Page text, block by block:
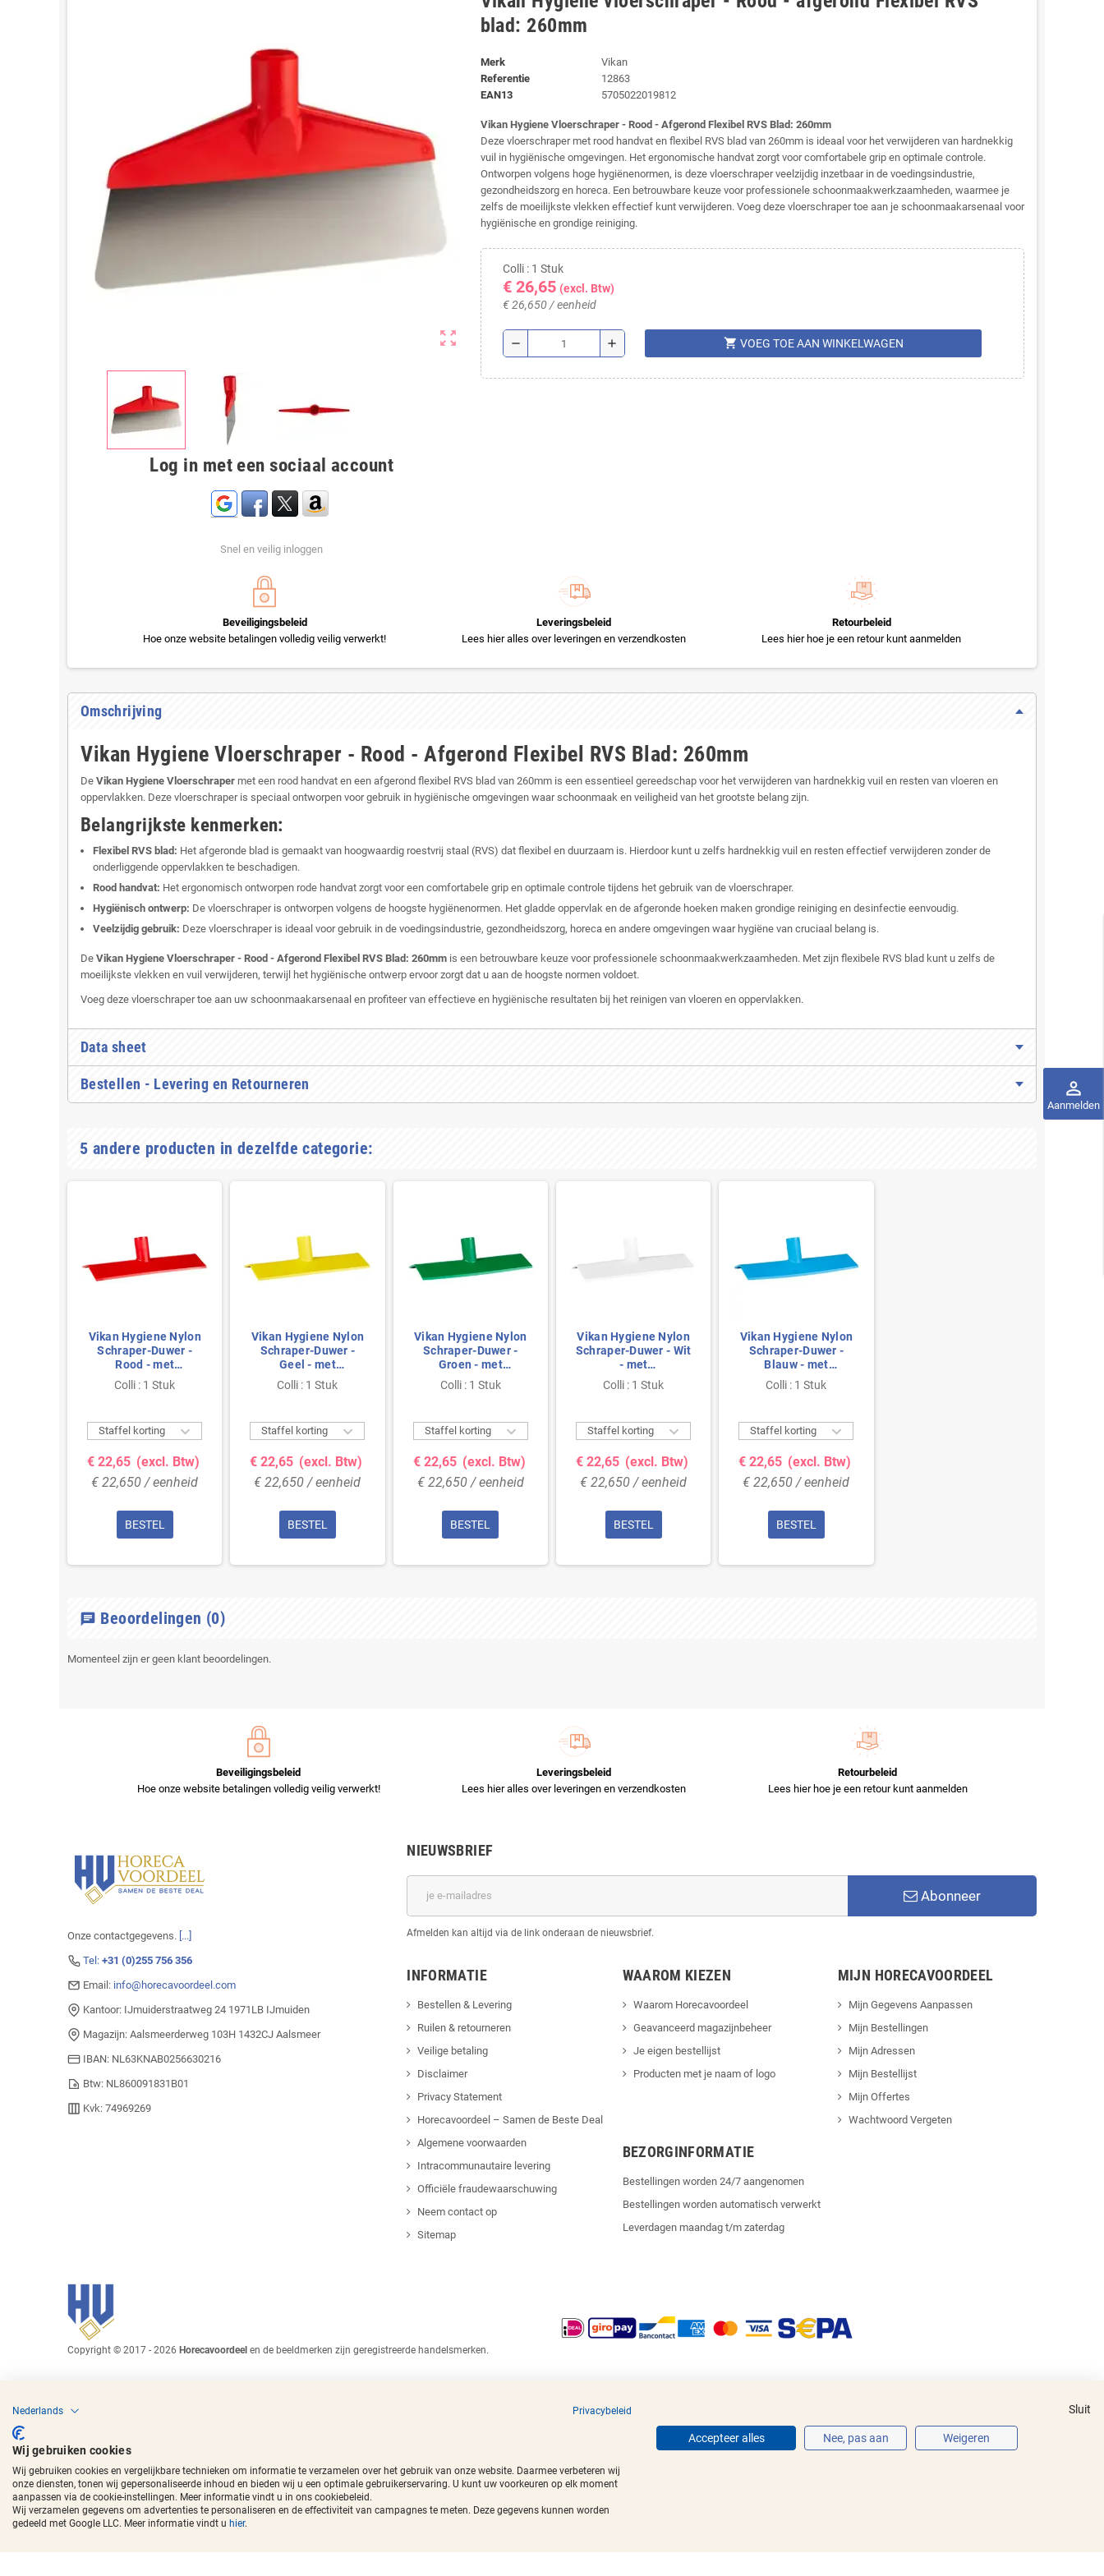
perm_identity
Aanmelden
zoom_out_map
Log in met een sociaal account
Snel en veilig inloggen
blad: 260mm
Merk
Vikan
Referentie
12863
EAN13
5705022019812
Vikan Hygiene Vloerschraper - Rood - Afgerond Flexibel RVS Blad: 260mm
Deze vloerschraper met rood handvat en flexibel RVS blad van 260mm is ideaal voor het verwijderen van hardnekkig
vuil in hygiënische omgevingen. Het ergonomische handvat zorgt voor comfortabele grip en optimale controle.
Ontworpen volgens hoge hygiënenormen, is deze vloerschraper veelzijdig inzetbaar in de voedingsindustrie,
gezondheidszorg en horeca. Een betrouwbare keuze voor professionele schoonmaakwerkzaamheden, waarmee je
zelfs de moeilijkste vlekken effectief kunt verwijderen. Voeg deze vloerschraper toe aan je schoonmaakarsenaal voor
hygiënische en grondige reiniging.
Colli : 1 Stuk
€ 26,65 (excl. Btw)
€ 26,650 / eenheid
remove add shopping_cart VOEG TOE AAN WINKELWAGEN
Beveiligingsbeleid
Hoe onze website betalingen volledig veilig verwerkt!
Leveringsbeleid
Lees hier alles over leveringen en verzendkosten
Retourbeleid
Lees hier hoe je een retour kunt aanmelden
Omschrijving
Vikan Hygiene Vloerschraper - Rood - Afgerond Flexibel RVS Blad: 260mm
De Vikan Hygiene Vloerschraper met een rood handvat en een afgerond flexibel RVS blad van 260mm is een essentieel gereedschap voor het verwijderen van hardnekkig vuil en resten van vloeren en
oppervlakken. Deze vloerschraper is speciaal ontworpen voor gebruik in hygiënische omgevingen waar schoonmaak en veiligheid van het grootste belang zijn.
Belangrijkste kenmerken:
Flexibel RVS blad: Het afgeronde blad is gemaakt van hoogwaardig roestvrij staal (RVS) dat flexibel en duurzaam is. Hierdoor kunt u zelfs hardnekkig vuil en resten effectief verwijderen zonder de
onderliggende oppervlakken te beschadigen.
Rood handvat: Het ergonomisch ontworpen rode handvat zorgt voor een comfortabele grip en optimale controle tijdens het gebruik van de vloerschraper.
Hygiënisch ontwerp: De vloerschraper is ontworpen volgens de hoogste hygiënenormen. Het gladde oppervlak en de afgeronde hoeken maken grondige reiniging en desinfectie eenvoudig.
Veelzijdig gebruik: Deze vloerschraper is ideaal voor gebruik in de voedingsindustrie, gezondheidszorg, horeca en andere omgevingen waar hygiëne van cruciaal belang is.
De Vikan Hygiene Vloerschraper - Rood - Afgerond Flexibel RVS Blad: 260mm is een betrouwbare keuze voor professionele schoonmaakwerkzaamheden. Met zijn flexibele RVS blad kunt u zelfs de
moeilijkste vlekken en vuil verwijderen, terwijl het hygiënische ontwerp ervoor zorgt dat u aan de hoogste normen voldoet.
Voeg deze vloerschraper toe aan uw schoonmaakarsenaal en profiteer van effectieve en hygiënische resultaten bij het reinigen van vloeren en oppervlakken.
Data sheet
Bestellen - Levering en Retourneren
5 andere producten in dezelfde categorie:
Vikan Hygiene Nylon
Schraper-Duwer -
Rood - met
Steelaansluiting -
270mm
Colli : 1 Stuk
Staffel korting 
€ 22,65 (excl. Btw)
€ 22,650 / eenheid
BESTEL
Vikan Hygiene Nylon
Schraper-Duwer -
Geel - met
Steelaansluiting -
270mm
Colli : 1 Stuk
Staffel korting 
€ 22,65 (excl. Btw)
€ 22,650 / eenheid
BESTEL
Vikan Hygiene Nylon
Schraper-Duwer -
Groen - met
Steelaansluiting -
270mm
Colli : 1 Stuk
Staffel korting 
€ 22,65 (excl. Btw)
€ 22,650 / eenheid
BESTEL
Vikan Hygiene Nylon
Schraper-Duwer - Wit
- met
Steelaansluiting -
270mm
Colli : 1 Stuk
Staffel korting 
€ 22,65 (excl. Btw)
€ 22,650 / eenheid
BESTEL
Vikan Hygiene Nylon
Schraper-Duwer -
Blauw - met
Steelaansluiting -
270mm
Colli : 1 Stuk
Staffel korting 
€ 22,65 (excl. Btw)
€ 22,650 / eenheid
BESTEL
chat Beoordelingen (0)
Momenteel zijn er geen klant beoordelingen.
Beveiligingsbeleid
Hoe onze website betalingen volledig veilig verwerkt!
Leveringsbeleid
Lees hier alles over leveringen en verzendkosten
Retourbeleid
Lees hier hoe je een retour kunt aanmelden
Onze contactgegevens. [...]
Tel: +31 (0)255 756 356
Email: info@horecavoordeel.com
Kantoor: IJmuiderstraatweg 24 1971LB IJmuiden
Magazijn: Aalsmeerderweg 103H 1432CJ Aalsmeer
IBAN: NL63KNAB0256630216
Btw: NL860091831B01
Kvk: 74969269
NIEUWSBRIEF
Abonneer
Afmelden kan altijd via de link onderaan de nieuwsbrief.
INFORMATIE
Bestellen & Levering
Ruilen & retourneren
Veilige betaling
Disclaimer
Privacy Statement
Horecavoordeel – Samen de Beste Deal
Algemene voorwaarden
Intracommunautaire levering
Officiële fraudewaarschuwing
Neem contact op
Sitemap
WAAROM KIEZEN
Waarom Horecavoordeel
Geavanceerd magazijnbeheer
Je eigen bestellijst
Producten met je naam of logo
MIJN HORECAVOORDEEL
Mijn Gegevens Aanpassen
Mijn Bestellingen
Mijn Adressen
Mijn Bestellijst
Mijn Offertes
Wachtwoord Vergeten
BEZORGINFORMATIE
Bestellingen worden 24/7 aangenomen
Bestellingen worden automatisch verwerkt
Leverdagen maandag t/m zaterdag
Copyright © 2017 - 2026 Horecavoordeel en de beeldmerken zijn geregistreerde handelsmerken.
Sluit
Nederlands Privacybeleid
Wij gebruiken cookies
Wij gebruiken cookies en vergelijkbare technieken om informatie te verzamelen over het gebruik van onze website. Daarmee verbeteren wij
onze diensten, tonen wij gepersonaliseerde inhoud en bieden wij u een optimale gebruikerservaring. U kunt uw voorkeuren op elk moment
aanpassen via de cookie-instellingen. Meer informatie vindt u in ons cookiebeleid.
Wij verzamelen gegevens om advertenties te personaliseren en de effectiviteit van campagnes te meten. Deze gegevens kunnen worden
gedeeld met Google LLC. Meer informatie vindt u hier.
Accepteer alles Nee, pas aan Weigeren